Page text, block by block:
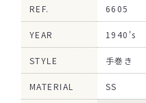
REF. 6605
YEAR 1940's
STYLE 手巻き
MATERIAL SS